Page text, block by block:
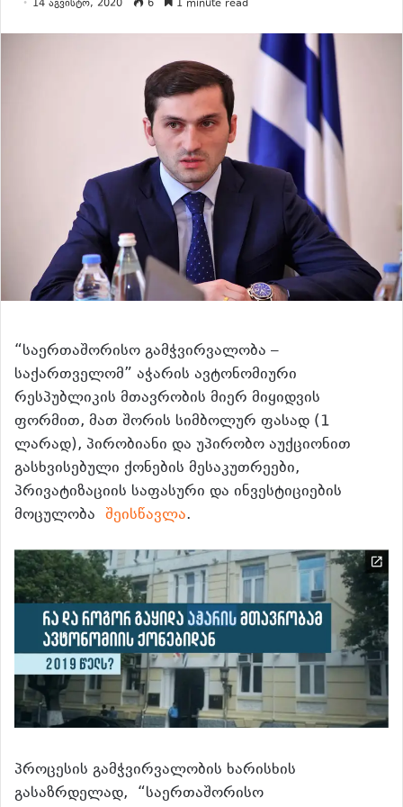
14 აგვისტო, 2020 6 1 minute read
“საერთაშორისო გამჭვირვალობა –
საქართველომ” აჭარის ავტონომიური
რესპუბლიკის მთავრობის მიერ მიყიდვის
ფორმით, მათ შორის სიმბოლურ ფასად (1
ლარად), პირობიანი და უპირობო აუქციონით
გასხვისებული ქონების მესაკუთრეები,
პრივატიზაციის საფასური და ინვესტიციების
მოცულობა შეისწავლა.
პროცესის გამჭვირვალობის ხარისხის
გასაზრდელად, “საერთაშორისო